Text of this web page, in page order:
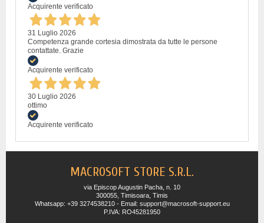
Acquirente verificato
31 Luglio 2026
Competenza grande cortesia dimostrata da tutte le persone
contattate. Grazie
Acquirente verificato
30 Luglio 2026
ottimo
Acquirente verificato
MACROSOFT STORE S.R.L.
via Episcop Augustin Pacha, n. 10
300055, Timisoara, Timis
Whatsapp: +39 3274538210 - Email: support@macrosoft-support.eu
P.IVA: RO45281950